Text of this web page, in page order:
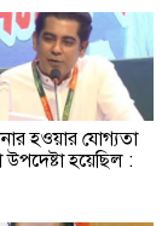
হওয়ার যোগ্যতা
উপদেষ্টা হয়েছিল :